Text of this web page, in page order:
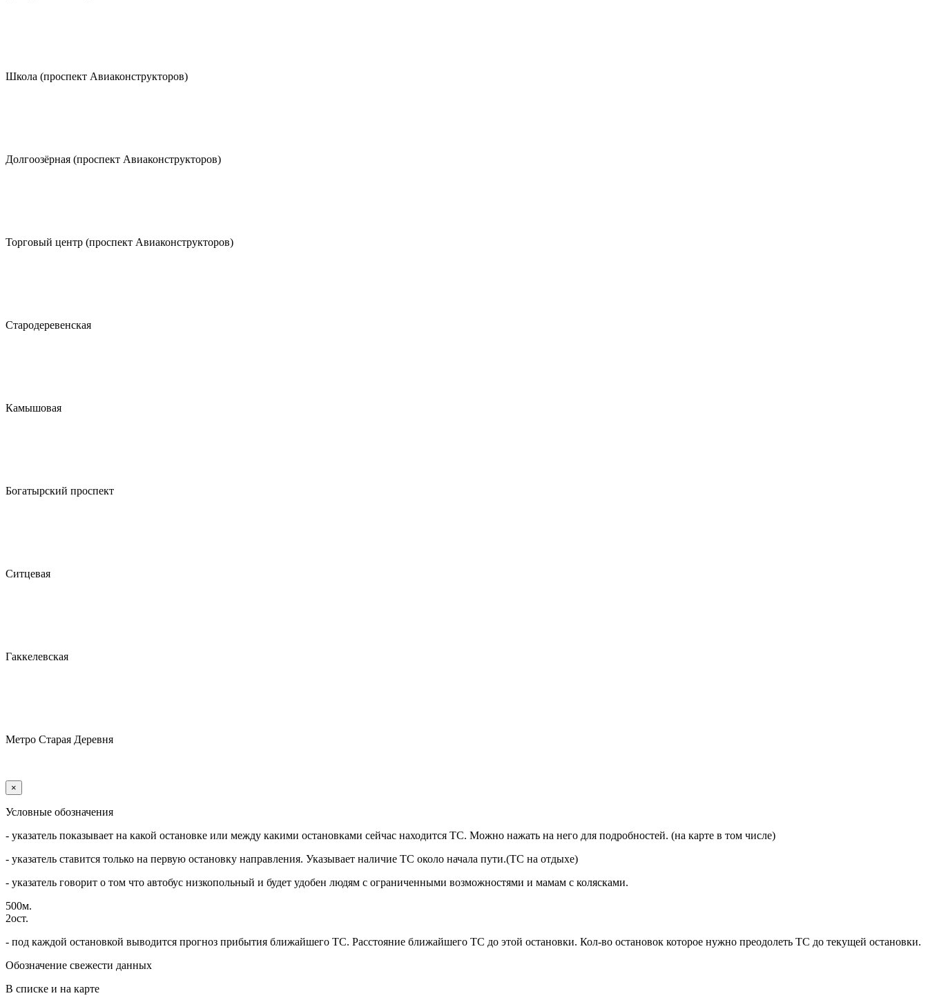
Школа (проспект Авиаконструкторов)
Долгоозёрная (проспект Авиаконструкторов)
Торговый центр (проспект Авиаконструкторов)
Стародеревенская
Камышовая
Богатырский проспект
Ситцевая
Гаккелевская
Метро Старая Деревня
×
Условные обозначения
- указатель показывает на какой остановке или между какими остановками сейчас находится ТС. Можно нажать на него для подробностей. (на карте в том числе)
- указатель ставится только на первую остановку направления. Указывает наличие ТС около начала пути.(ТС на отдыхе)
- указатель говорит о том что автобус низкопольный и будет удобен людям с ограниченными возможностями и мамам с колясками.
500м.
2ост.
- под каждой остановкой выводится прогноз прибытия ближайшего ТС. Расстояние ближайшего ТС до этой остановки. Кол-во остановок которое нужно преодолеть ТС до текущей остановки.
Обозначение свежести данных
В списке и на карте